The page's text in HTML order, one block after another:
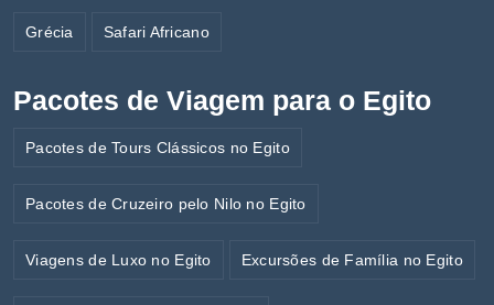
Grécia Safari Africano
Pacotes de Viagem para o Egito
Pacotes de Tours Clássicos no Egito
Pacotes de Cruzeiro pelo Nilo no Egito
Viagens de Luxo no Egito Excursões de Família no Egito